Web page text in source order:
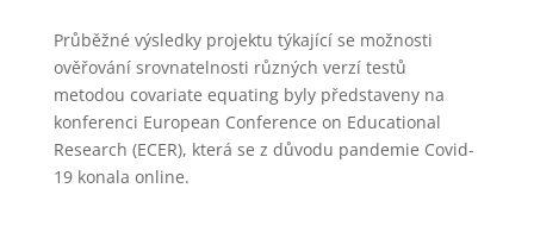
Průběžné výsledky projektu týkající se možnosti
ověřování srovnatelnosti různých verzí testů
metodou covariate equating byly představeny na
konferenci European Conference on Educational
Research (ECER), která se z důvodu pandemie Covid-
19 konala online.